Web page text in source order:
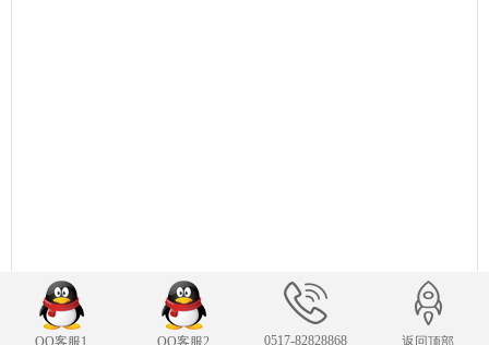
QQ客服1 QQ客服2 0517-82828868 返回顶部